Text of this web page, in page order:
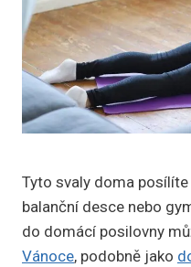
Tyto svaly doma
balanční desce nebo
do domácí posilovny
Vánoce, podobně jako